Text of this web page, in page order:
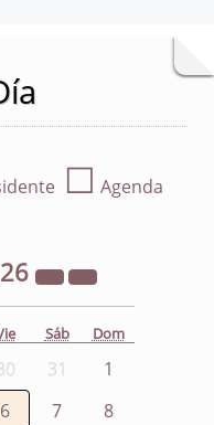
☐ Agenda
Sáb Dom
31
1
6 7
8